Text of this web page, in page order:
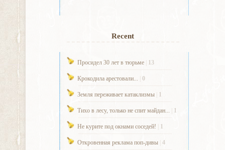
Recent
Просидел 30 лет в тюрьме 13
Крокодила арестовали... 0
Земля переживает катаклизмы 1
Тихо в лесу, только не спит майдан... 1
Не курите под окнами соседей! 1
Откровенная реклама поп-дивы 4